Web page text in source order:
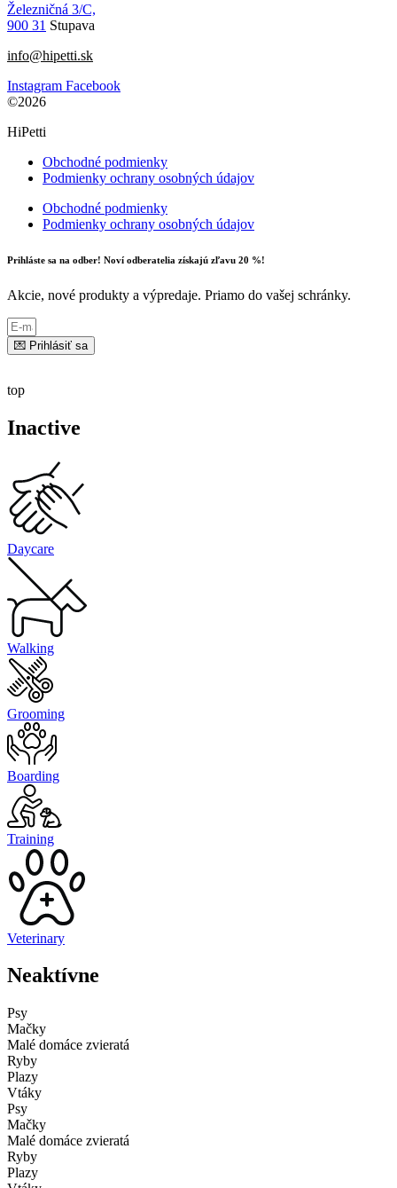
Železničná 3/C,
900 31 Stupava
info@hipetti.sk
Instagram Facebook
©2026
HiPetti
Obchodné podmienky
Podmienky ochrany osobných údajov
Obchodné podmienky
Podmienky ochrany osobných údajov
Prihláste sa na odber! Noví odberatelia získajú zľavu 20 %!
Akcie, nové produkty a výpredaje. Priamo do vašej schránky.
💌 Prihlásiť sa
top
Inactive
Daycare
Walking
Grooming
Boarding
Training
Veterinary
Neaktívne
Psy
Mačky
Malé domáce zvieratá
Ryby
Plazy
Vtáky
Psy
Mačky
Malé domáce zvieratá
Ryby
Plazy